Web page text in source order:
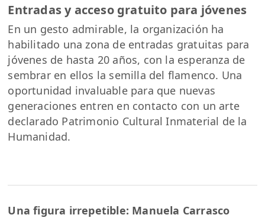
Entradas y acceso gratuito para jóvenes
En un gesto admirable, la organización ha
habilitado una zona de entradas gratuitas para
jóvenes de hasta 20 años, con la esperanza de
sembrar en ellos la semilla del flamenco. Una
oportunidad invaluable para que nuevas
generaciones entren en contacto con un arte
declarado Patrimonio Cultural Inmaterial de la
Humanidad.
Una figura irrepetible: Manuela Carrasco